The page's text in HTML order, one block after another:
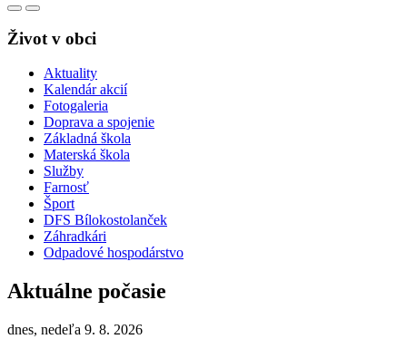
Život v obci
Aktuality
Kalendár akcií
Fotogaleria
Doprava a spojenie
Základná škola
Materská škola
Služby
Farnosť
Šport
DFS Bílokostolanček
Záhradkári
Odpadové hospodárstvo
Aktuálne počasie
dnes, nedeľa 9. 8. 2026